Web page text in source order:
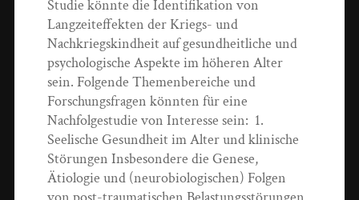
Studie könnte die Identifikation von
Langzeiteffekten der Kriegs- und
Nachkriegskindheit auf gesundheitliche und
psychologische Aspekte im höheren Alter
sein. Folgende Themenbereiche und
Forschungsfragen könnten für eine
Nachfolgestudie von Interesse sein: 1.
Seelische Gesundheit im Alter und klinische
Störungen Insbesondere die Genese,
Ätiologie und (neurobiologischen) Folgen